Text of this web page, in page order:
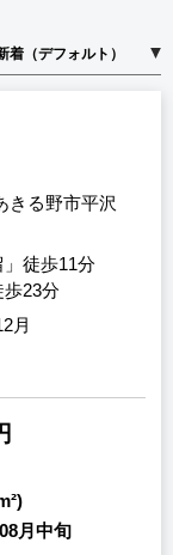
きる野市平沢
月
徒歩11分
23分
月中旬